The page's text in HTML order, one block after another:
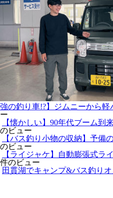
強の釣り車!?】ジムニーから軽
ー
【懐かしい】90年代ブーム到
のビュー
【バス釣り小物の収納】予備
のビュー
【ライジャケ】自動膨張式ラ
件のビュー
田貫湖でキャンプ&バス釣り